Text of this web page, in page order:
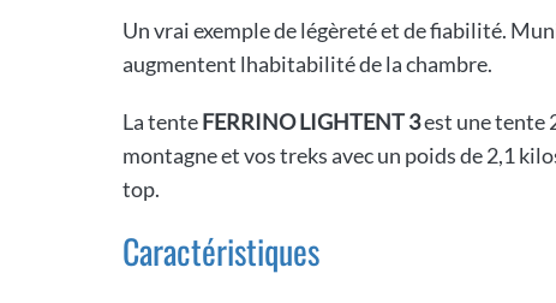
Un vrai exemple de légèreté et de fiabilité.
augmentent lhabitabilité de la chambre.
La tenteFERRINO LIGHTENT 3est une tente
montagne et vos treks avec un poids de 2,1
top.
Caractéristiques